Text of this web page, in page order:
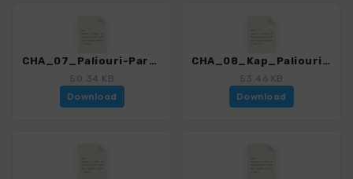
CHA_07_Paliouri-Paralia_Avlaki_0274_1.gpx
50.34 KB
Download
CHA_08_Kap_Paliouri_0274_1.gpx
53.46 KB
Download